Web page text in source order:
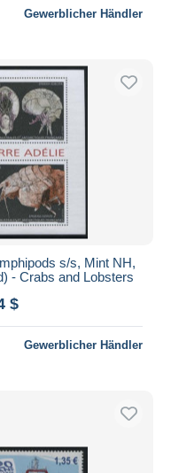
Gewerblicher Händler
s/s, Mint NH,
- Crabs and Lobsters
$
Gewerblicher Händler